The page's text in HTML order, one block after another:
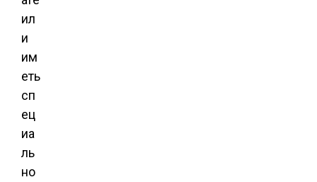
ил
и
им
еть
сп
ец
иа
ль
но